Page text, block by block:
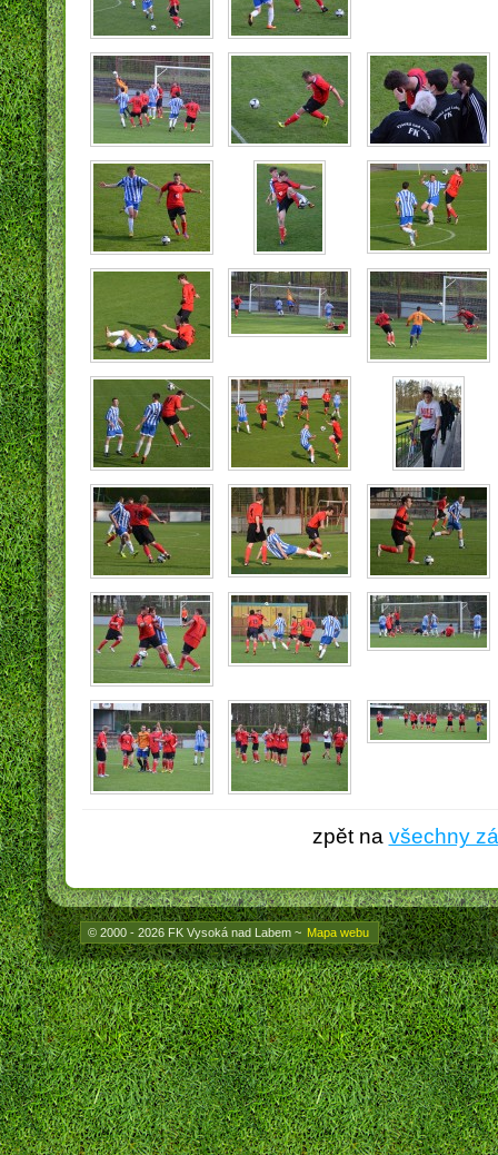
zpět na všechny
© 2000 - 2026 FK Vysoká nad Labem ~ Mapa webu